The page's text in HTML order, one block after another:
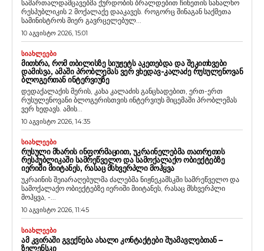
სამართალდამცავებმა ქურდობის ბრალდებით ჩინეთის სახალხო
რესპუბლიკის 2 მოქალაქე დააკავეს. როგორც შინაგან საქმეთა
სამინისტროს მიერ გავრცელებულ...
10 აგვისტო 2026, 15:01
ᲡᲘᲐᲮᲚᲔᲔᲑᲘ
ᲛᲘᲗᲮᲠᲐ, ᲠᲝᲛ ᲗᲑᲘᲚᲘᲡᲖᲔ ᲡᲘᲣᲟᲔᲢᲡ ᲐᲙᲔᲗᲔᲑᲓᲐ ᲓᲐ ᲨᲔᲙᲘᲗᲮᲕᲔᲑᲘ
ᲓᲐᲛᲘᲡᲕᲐ, ᲐᲛᲐᲨᲘ ᲞᲠᲝᲑᲚᲔᲛᲐᲡ ᲕᲔᲠ ᲕᲮᲔᲓᲐᲕ-ᲙᲐᲚᲐᲫᲔ ᲠᲣᲡᲣᲚᲔᲜᲝᲕᲐᲜ
ᲑᲚᲝᲒᲔᲠᲗᲐᲜ ᲘᲜᲢᲔᲠᲕᲘᲣᲖᲔ
დედაქალაქის მერის, კახა კალაძის განცხადებით, ერთ-ერთ
რუსულენოვანი ბლოგერისთვის ინტერვიუს მიცემაში პრობლემას
ვერ ხედავს. ამის...
10 აგვისტო 2026, 14:35
ᲡᲘᲐᲮᲚᲔᲔᲑᲘ
ᲠᲣᲡᲣᲚᲘ ᲛᲮᲐᲠᲘᲡ ᲘᲜᲤᲝᲠᲛᲐᲪᲘᲘᲗ, ᲣᲙᲠᲐᲘᲜᲔᲚᲔᲑᲛᲐ ᲗᲐᲗᲠᲔᲗᲘᲡ
ᲠᲔᲡᲞᲣᲑᲚᲘᲙᲐᲨᲘ ᲡᲐᲛᲠᲔᲬᲕᲔᲚᲝ ᲓᲐ ᲡᲐᲛᲝᲥᲐᲚᲐᲥᲝ ᲝᲑᲘᲔᲥᲢᲔᲑᲖᲔ
ᲘᲔᲠᲘᲨᲘ ᲛᲘᲘᲢᲐᲜᲔᲡ, ᲠᲐᲡᲐᲪ ᲛᲡᲮᲕᲔᲠᲞᲚᲘ ᲛᲝᲰᲧᲕᲐ
უკრაინის შეიარაღებულმა ძალებმა ნიჟნეკამსკში სამრეწველო და
სამოქალაქო ობიექტებზე იერიში მიიტანეს, რასაც მსხვერპლი
მოჰყვა, -...
10 აგვისტო 2026, 11:45
ᲡᲘᲐᲮᲚᲔᲔᲑᲘ
ᲐᲛ ᲙᲕᲘᲠᲐᲨᲘ ᲒᲕᲔᲥᲜᲔᲑᲐ ᲐᲮᲐᲚᲘ ᲙᲝᲜᲢᲐᲥᲢᲔᲑᲘ ᲨᲣᲐᲛᲐᲕᲚᲔᲑᲗᲐᲜ –
ᲖᲔᲚᲔᲜᲡᲙᲘ